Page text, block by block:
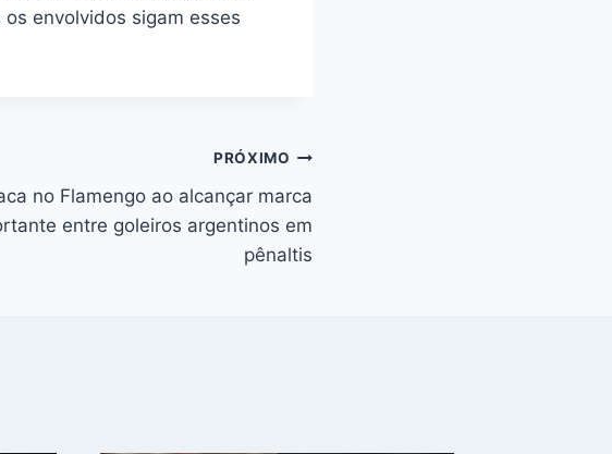
envolvidos sigam esses
PRÓXIMO
no Flamengo ao alcançar marca
entre goleiros argentinos em
pênaltis